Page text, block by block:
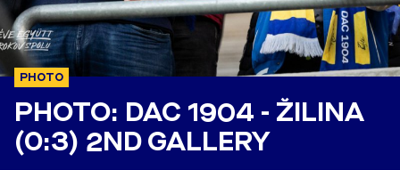
PHOTO
PHOTO: DAC 1904 - ŽILINA
(0:3) 2ND GALLERY